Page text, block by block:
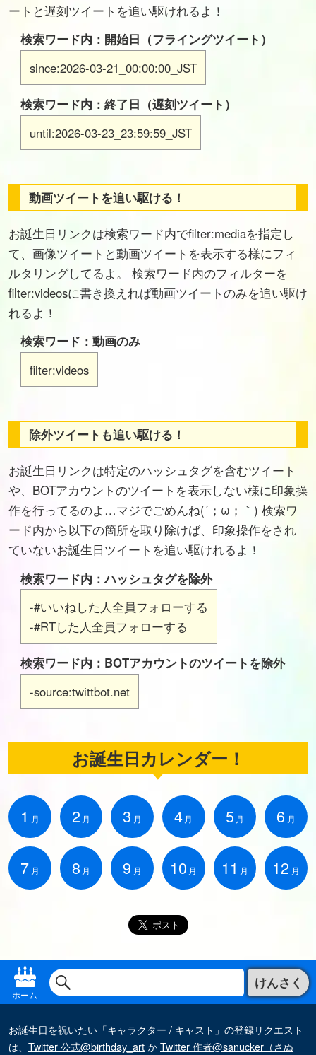
ートと遅刻ツイートを追い駆けれるよ！
検索ワード内：開始日（フライングツイート）
since:2026-03-21_00:00:00_JST
検索ワード内：終了日（遅刻ツイート）
until:2026-03-23_23:59:59_JST
動画ツイートを追い駆ける！
お誕生日リンクは検索ワード内でfilter:mediaを指定し
て、画像ツイートと動画ツイートを表示する様にフィ
ルタリングしてるよ。 検索ワード内のフィルターを
filter:videosに書き換えれば動画ツイートのみを追い駆け
れるよ！
検索ワード：動画のみ
filter:videos
除外ツイートも追い駆ける！
お誕生日リンクは特定のハッシュタグを含むツイート
や、BOTアカウントのツイートを表示しない様に印象操
作を行ってるのよ…マジでごめんね(´；ω；｀) 検索ワ
ード内から以下の箇所を取り除けば、印象操作をされ
ていないお誕生日ツイートを追い駆けれるよ！
検索ワード内：ハッシュタグを除外
-#いいねした人全員フォローする
-#RTした人全員フォローする
検索ワード内：BOTアカウントのツイートを除外
-source:twittbot.net
お誕生日カレンダー！
1 月 2 月 3 月 4 月 5 月 6 月
7 月 8 月 9 月 10 月 11 月 12 月
ホーム
けんさく
お誕生日を祝いたい「キャラクター / キャスト」の登録リクエスト
は、 Twitter 公式@birthday_artかTwitter 作者@sanucker（さぬ